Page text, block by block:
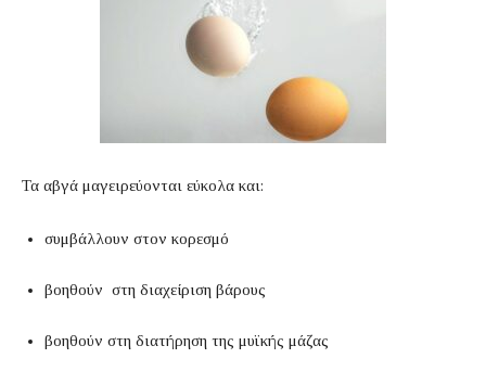
Τα αβγά μαγειρεύονται εύκολα και:
συμβάλλουν στον κορεσμό
βοηθούν στη διαχείριση βάρους
βοηθούν στη διατήρηση της μυϊκής μάζας